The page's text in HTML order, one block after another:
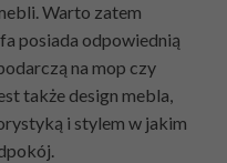
Warto zatem
posiada odpowiednią
na mop czy
także design mebla,
i stylem w jakim